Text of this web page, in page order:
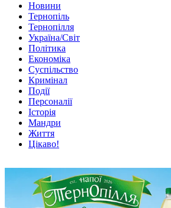
Новини
Тернопіль
Тернопілля
Україна/Світ
Політика
Економіка
Суспільство
Кримінал
Події
Персоналії
Історія
Мандри
Життя
Цікаво!